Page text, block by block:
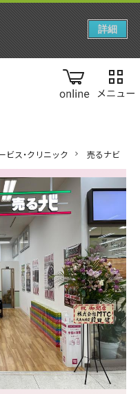
online
ビス・クリニック 売るナビ
詳細